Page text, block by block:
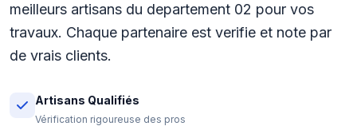
meilleurs artisans du departement 02 pour vos
travaux. Chaque partenaire est verifie et note par
de vrais clients.
Artisans Qualifiés
Vérification rigoureuse des pros